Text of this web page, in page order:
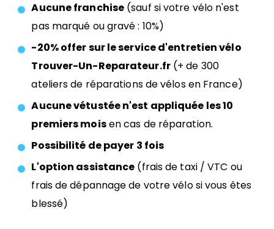
Aucune franchise (sauf si votre vélo n'est
pas marqué ou gravé : 10%)
-20% offer sur le service d'entretien vélo
Trouver-Un-Reparateur.fr (+ de 300
ateliers de réparations de vélos en France)
Aucune vétustée n'est appliquée les 10
premiers moisen cas de réparation.
Possibilité de payer 3 fois
L'option assistance (frais de taxi / VTC ou
frais de dépannage de votre vélo si vous êtes
blessé)